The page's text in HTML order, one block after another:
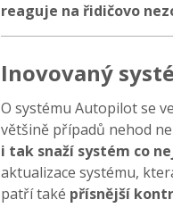
reaguje na řidičovo
Inovovaný
O systému Autopilot se
většině případů nehod
i tak snaží systém co
aktualizace systému,
patří také přísnější